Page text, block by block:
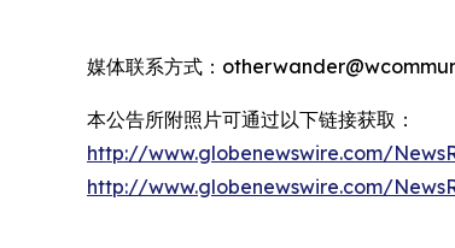
媒体联系方式：
本公告所附照片可通过以下链接获取：
http://www.globenewswire.com/
http://www.globenewswire.com/